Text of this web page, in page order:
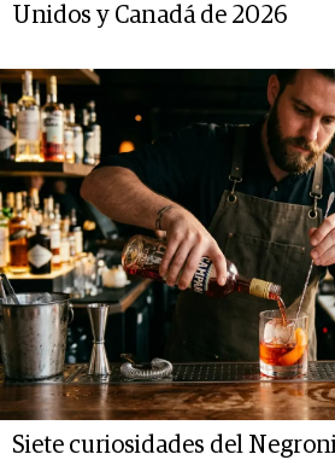
Unidos y Canadá de 2026
Siete curiosidades del